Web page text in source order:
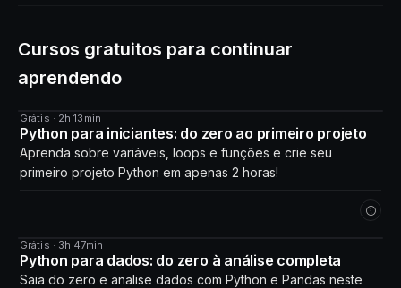
Cursos gratuitos para continuar
aprendendo
CURSO
Grátis · 2h 13min
Python para iniciantes: do zero ao primeiro projeto
Aprenda sobre variáveis, loops e funções e crie seu
primeiro projeto Python em apenas 2 horas!
CURSO
Grátis · 3h 47min
Python para dados: do zero à análise completa
Saia do zero e analise dados com Python e Pandas neste